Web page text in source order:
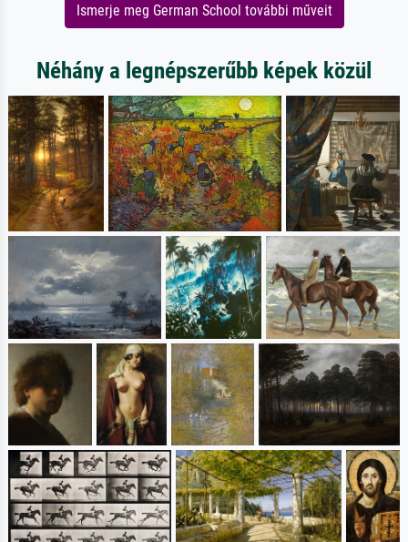
Ismerje meg German School további műveit
Néhány a legnépszerűbb képek közül